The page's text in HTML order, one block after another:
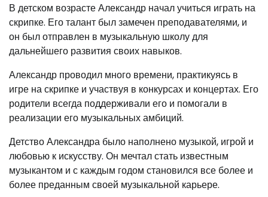
В детском возрасте Александр начал учиться играть на
скрипке. Его талант был замечен преподавателями, и
он был отправлен в музыкальную школу для
дальнейшего развития своих навыков.
Александр проводил много времени, практикуясь в
игре на скрипке и участвуя в конкурсах и концертах. Его
родители всегда поддерживали его и помогали в
реализации его музыкальных амбиций.
Детство Александра было наполнено музыкой, игрой и
любовью к искусству. Он мечтал стать известным
музыкантом и с каждым годом становился все более и
более преданным своей музыкальной карьере.